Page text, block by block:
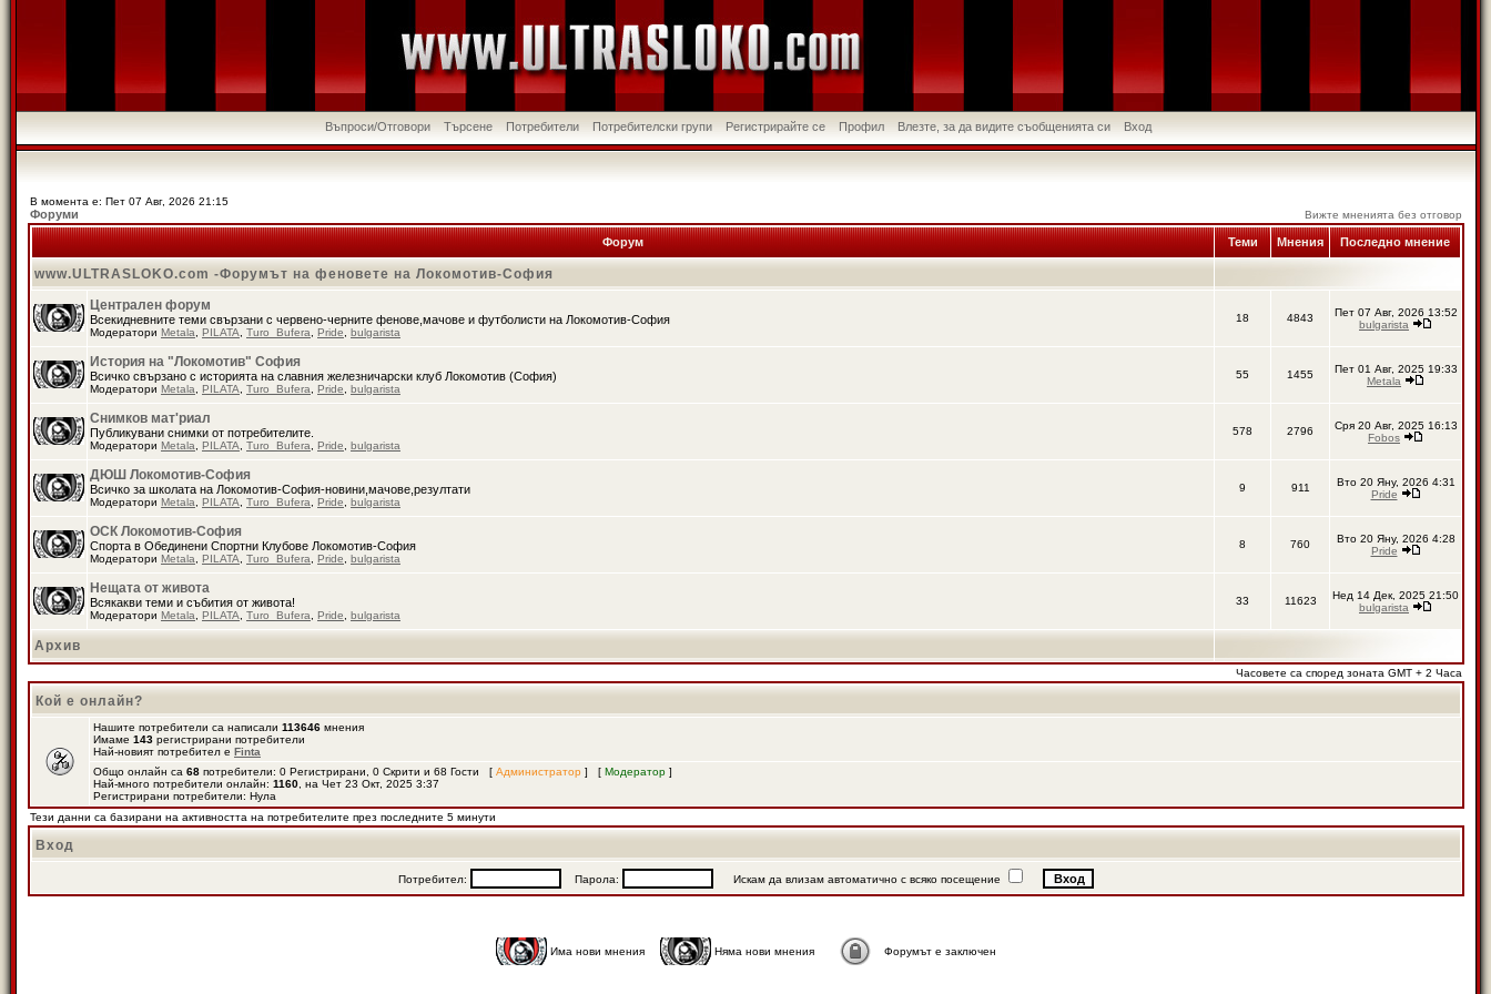
Въпроси/Отговори Търсене Потребители Потребителски групи Регистрирайте се Профил Влезте, за да видите съобщенията си Вход
В момента е: Пет 07 Авг, 2026 21:15
Форуми Вижте мненията без отговор
Форум Теми Мнения Последно мнение
www.ULTRASLOKO.com -Форумът на феновете на Локомотив-София
Централен форум
Всекидневните теми свързани с червено-черните фенове,мачове и футболисти на Локомотив-София
Модератори Metala PILATA Turo_Bufera Pride bulgarista
18 4843
Пет 07 Авг, 2026 13:52
bulgarista
История на "Локомотив" София
Всичко свързано с историята на славния железничарски клуб Локомотив (София)
Модератори Metala PILATA Turo_Bufera Pride bulgarista
55 1455
Пет 01 Авг, 2025 19:33
Metala
Снимков мат'риал
Публикувани снимки от потребителите.
Модератори Metala PILATA Turo_Bufera Pride bulgarista
578 2796
Сря 20 Авг, 2025 16:13
Fobos
ДЮШ Локомотив-София
Всичко за школата на Локомотив-София-новини,мачове,резултати
Модератори Metala PILATA Turo_Bufera Pride bulgarista
9 911
Вто 20 Яну, 2026 4:31
Pride
ОСК Локомотив-София
Спорта в Обединени Спортни Клубове Локомотив-София
Модератори Metala PILATA Turo_Bufera Pride bulgarista
8 760
Вто 20 Яну, 2026 4:28
Pride
Нещата от живота
Всякакви теми и събития от живота!
Модератори Metala PILATA Turo_Bufera Pride bulgarista
33 11623
Нед 14 Дек, 2025 21:50
bulgarista
Архив
Часовете са според зоната GMT + 2 Часа
Кой е онлайн?
Нашите потребители са написали 113646 мнения
Имаме 143 регистрирани потребители
Най-новият потребител е Finta
Общо онлайн са 68 потребители: 0 Регистрирани, 0 Скрити и 68 Гости [ Администратор ] [ Модератор ]
Най-много потребители онлайн: 1160 , на Чет 23 Окт, 2025 3:37
Регистрирани потребители: Нула
Тези данни са базирани на активността на потребителите през последните 5 минути
Вход
Потребител: Парола: Искам да влизам автоматично с всяко посещение
Има нови мнения Няма нови мнения Форумът е заключен